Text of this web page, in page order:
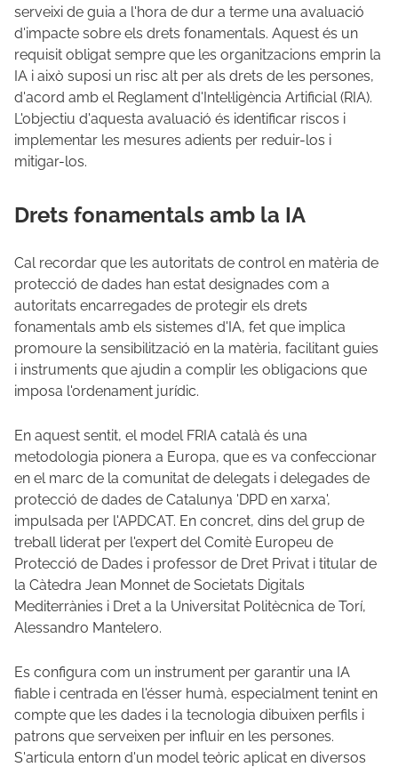
serveixi de guia a l'hora de dur a terme una avaluació
d'impacte sobre els drets fonamentals. Aquest és un
requisit obligat sempre que les organitzacions emprin la
IA i això suposi un risc alt per als drets de les persones,
d'acord amb el Reglament d'Intel·ligència Artificial (RIA).
L'objectiu d'aquesta avaluació és identificar riscos i
implementar les mesures adients per reduir-los i
mitigar-los.
Drets fonamentals amb la IA
Cal recordar que les autoritats de control en matèria de
protecció de dades han estat designades com a
autoritats encarregades de protegir els drets
fonamentals amb els sistemes d'IA, fet que implica
promoure la sensibilització en la matèria, facilitant guies
i instruments que ajudin a complir les obligacions que
imposa l'ordenament jurídic.
En aquest sentit, el model FRIA català és una
metodologia pionera a Europa, que es va confeccionar
en el marc de la comunitat de delegats i delegades de
protecció de dades de Catalunya 'DPD en xarxa',
impulsada per l'APDCAT. En concret, dins del grup de
treball liderat per l'expert del Comitè Europeu de
Protecció de Dades i professor de Dret Privat i titular de
la Càtedra Jean Monnet de Societats Digitals
Mediterrànies i Dret a la Universitat Politècnica de Torí,
Alessandro Mantelero.
Es configura com un instrument per garantir una IA
fiable i centrada en l'ésser humà, especialment tenint en
compte que les dades i la tecnologia dibuixen perfils i
patrons que serveixen per influir en les persones.
S'articula entorn d'un model teòric aplicat en diversos